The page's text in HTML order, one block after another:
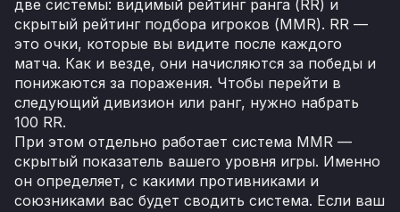
две системы: видимый рейтинг ранга (RR) и
скрытый рейтинг подбора игроков (MMR). RR —
это очки, которые вы видите после каждого
матча. Как и везде, они начисляются за победы и
понижаются за поражения. Чтобы перейти в
следующий дивизион или ранг, нужно набрать
100 RR.
При этом отдельно работает система MMR —
скрытый показатель вашего уровня игры. Именно
он определяет, с какими противниками и
союзниками вас будет сводить система. Если ваш